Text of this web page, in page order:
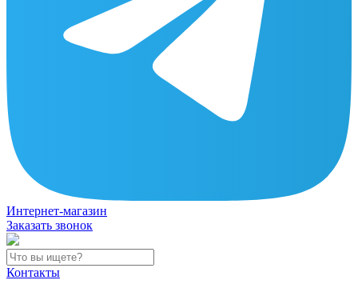
Интернет-магазин
Заказать звонок
Контакты